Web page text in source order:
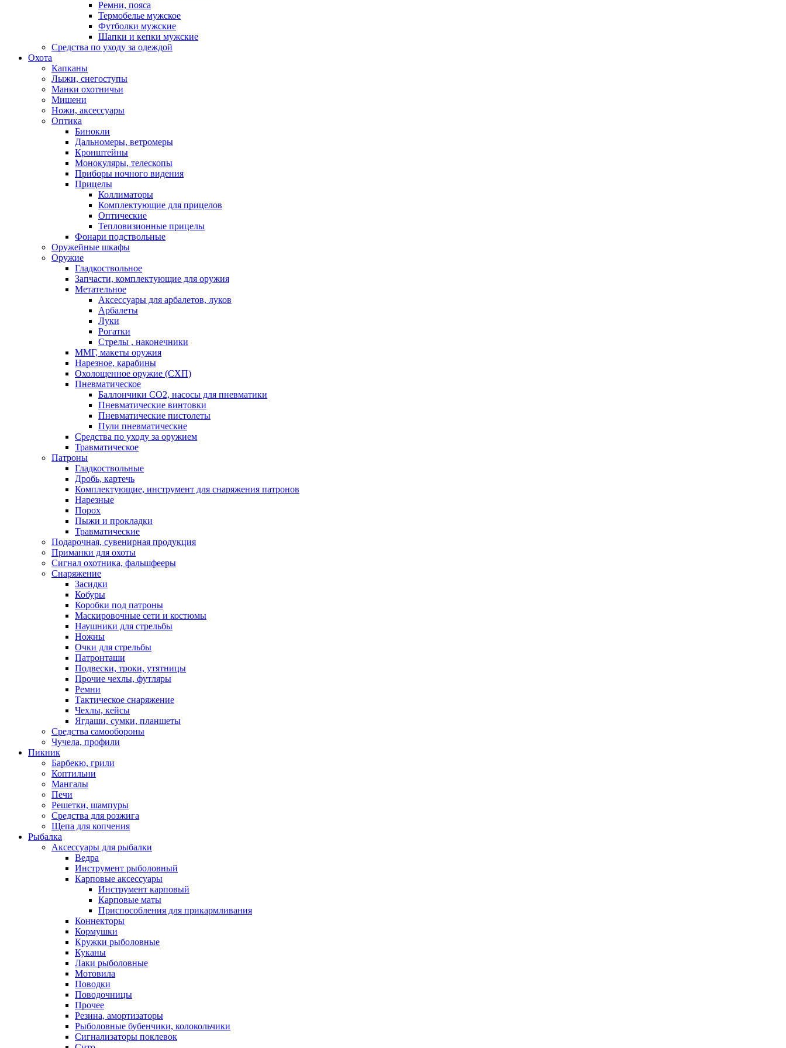
Ремни, пояса
Термобелье мужское
Футболки мужские
Шапки и кепки мужские
Средства по уходу за одеждой
Охота
Капканы
Лыжи, снегоступы
Манки охотничьи
Мишени
Ножи, аксессуары
Оптика
Бинокли
Дальномеры, ветромеры
Кронштейны
Монокуляры, телескопы
Приборы ночного видения
Прицелы
Коллиматоры
Комплектующие для прицелов
Оптические
Тепловизионные прицелы
Фонари подствольные
Оружейные шкафы
Оружие
Гладкоствольное
Запчасти, комплектующие для оружия
Метательное
Аксессуары для арбалетов, луков
Арбалеты
Луки
Рогатки
Стрелы , наконечники
ММГ, макеты оружия
Нарезное, карабины
Охолощенное оружие (СХП)
Пневматическое
Баллончики СО2, насосы для пневматики
Пневматические винтовки
Пневматические пистолеты
Пули пневматические
Средства по уходу за оружием
Травматическое
Патроны
Гладкоствольные
Дробь, картечь
Комплектующие, инструмент для снаряжения патронов
Нарезные
Порох
Пыжи и прокладки
Травматические
Подарочная, сувенирная продукция
Приманки для охоты
Сигнал охотника, фальшфееры
Снаряжение
Засидки
Кобуры
Коробки под патроны
Маскировочные сети и костюмы
Наушники для стрельбы
Ножны
Очки для стрельбы
Патронташи
Подвески, троки, утятницы
Прочие чехлы, футляры
Ремни
Тактическое снаряжение
Чехлы, кейсы
Ягдаши, сумки, планшеты
Средства самообороны
Чучела, профили
Пикник
Барбекю, грили
Коптильни
Мангалы
Печи
Решетки, шампуры
Средства для розжига
Щепа для копчения
Рыбалка
Аксессуары для рыбалки
Ведра
Инструмент рыболовный
Карповые аксессуары
Инструмент карповый
Карповые маты
Приспособления для прикармливания
Коннекторы
Кормушки
Кружки рыболовные
Куканы
Лаки рыболовные
Мотовила
Поводки
Поводочницы
Прочее
Резина, амортизаторы
Рыболовные бубенчики, колокольчики
Сигнализаторы поклевок